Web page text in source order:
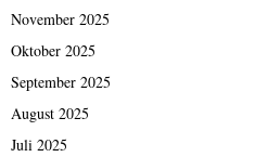
November 2025
Oktober 2025
September 2025
August 2025
Juli 2025